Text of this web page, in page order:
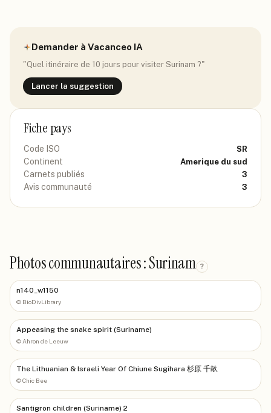
Demander à Vacanceo IA
"Quel itinéraire de 10 jours pour visiter Surinam ?"
Lancer la suggestion
Fiche pays
Code ISO SR
Continent Amerique du sud
Carnets publiés 3
Avis communauté 3
Photos communautaires : Surinam ?
n140_w1150
© BioDivLibrary
Appeasing the snake spirit (Suriname)
© Ahron de Leeuw
The Lithuanian & Israeli Year Of Chiune Sugihara 杉原 千畝
©Chic Bee
Santigron children (Suriname) 2